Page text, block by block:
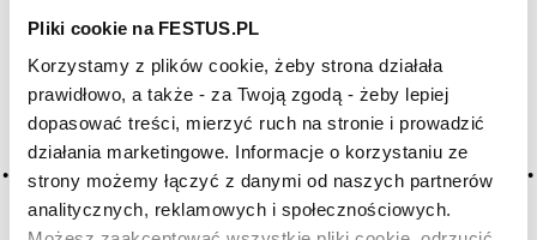
Pliki cookie na FESTUS.PL
Korzystamy z plików cookie, żeby strona działała
prawidłowo, a także - za Twoją zgodą - żeby lepiej
dopasować treści, mierzyć ruch na stronie i prowadzić
działania marketingowe. Informacje o korzystaniu ze
strony możemy łączyć z danymi od naszych partnerów
analitycznych, reklamowych i społecznościowych.
2011, 2016 i 2017. Różni się od nich chłodniejszym,
równowagę owocu i struktury.
Czy 2015 to dobry rok do degustacji teraz?
Tak — wino jest świetne i pokazuje już swój potencjał,
ale najlepsze lata ma przed sobą. Zakup teraz, otwarcie
za dekadę — brzmi jak dobry plan.